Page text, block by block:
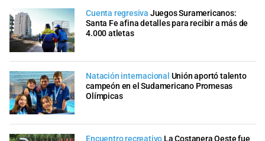
Cuenta regresiva Juegos Suramericanos:
Santa Fe afina detalles para recibir a más de
4.000 atletas
Natación internacional Unión aportó talento
campeón en el Sudamericano Promesas
Olímpicas
Encuentro recreativo La Costanera Oeste fue